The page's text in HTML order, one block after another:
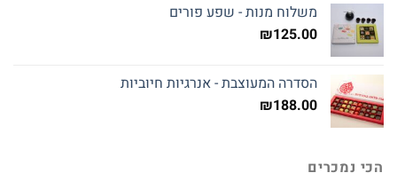
משלוח מנות - שפע פורים
₪125.00
הסדרה המעוצבת - אנרגיות חיוביות
₪188.00
הכי נמכרים